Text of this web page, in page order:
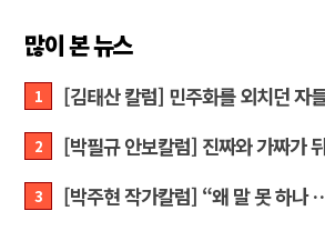
많이 본 뉴스
1
2
3